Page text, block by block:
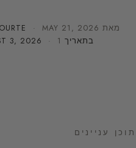
מאת · MAY 21, 2026
בתאריך
3, 2026 · 1 דק׳ קריאה
תוכן עניינים